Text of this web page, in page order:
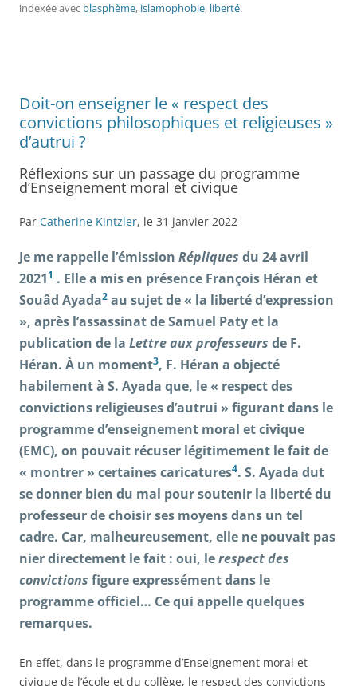
indexée avec blasphème, islamophobie, liberté.
Doit-on enseigner le « respect des
convictions philosophiques et religieuses »
d’autrui ?
Réflexions sur un passage du programme
d’Enseignement moral et civique
Par Catherine Kintzler, le 31 janvier 2022
Je me rappelle l’émission Répliques du 24 avril
20211 . Elle a mis en présence François Héran et
Souâd Ayada2 au sujet de « la liberté d’expression
», après l’assassinat de Samuel Paty et la
publication de la Lettre aux professeurs de F.
Héran. À un moment3, F. Héran a objecté
habilement à S. Ayada que, le « respect des
convictions religieuses d’autrui » figurant dans le
programme d’enseignement moral et civique
(EMC), on pouvait récuser légitimement le fait de
« montrer » certaines caricatures4. S. Ayada dut
se donner bien du mal pour soutenir la liberté du
professeur de choisir ses moyens dans un tel
cadre. Car, malheureusement, elle ne pouvait pas
nier directement le fait : oui, lerespect des
convictions figure expressément dans le
programme officiel… Ce qui appelle quelques
remarques.
En effet, dans le programme d’Enseignement moral et
civique de l’école et du collège, le respect des convictions